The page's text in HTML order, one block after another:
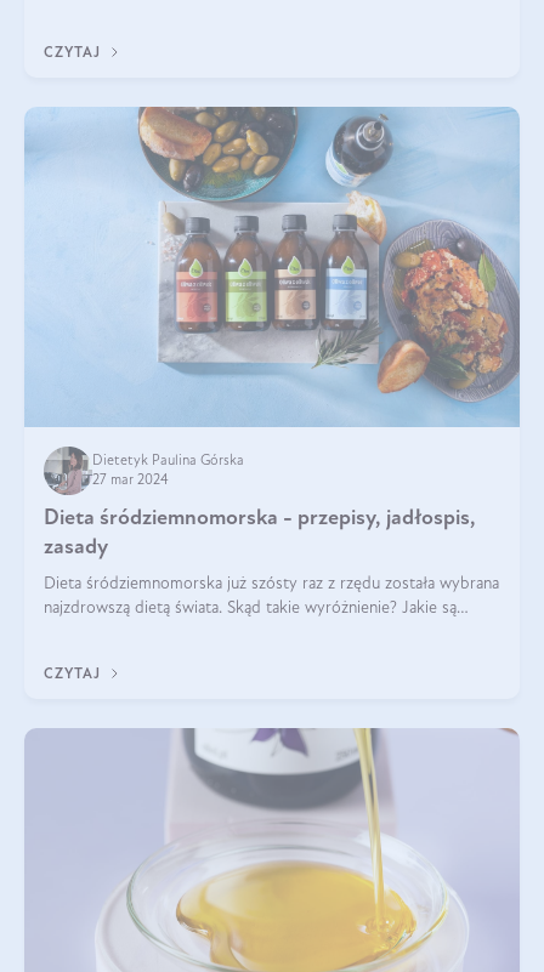
CZYTAJ
Dietetyk Paulina Górska
27 mar 2024
Dieta śródziemnomorska - przepisy, jadłospis,
zasady
Dieta śródziemnomorska już szósty raz z rzędu została wybrana
najzdrowszą dietą świata. Skąd takie wyróżnienie? Jakie są
CZYTAJ